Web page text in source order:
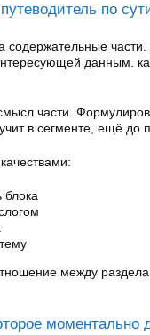
по
содержательные
данным.
части.
в сегменте, ещё до
блока
между
моментально